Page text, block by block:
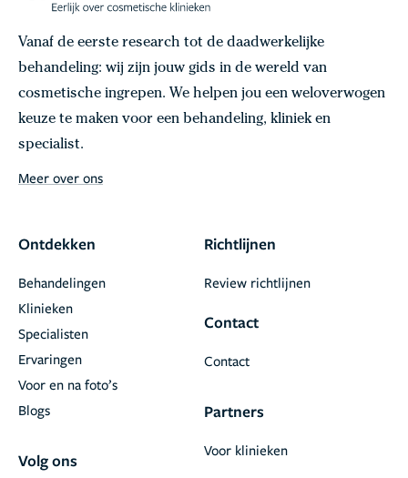
Vanaf de eerste research tot de daadwerkelijke
behandeling: wij zijn jouw gids in de wereld van
cosmetische ingrepen. We helpen jou een weloverwogen
keuze te maken voor een behandeling, kliniek en
specialist.
Meer over ons
Ontdekken
Behandelingen
Klinieken
Specialisten
Ervaringen
Voor en na foto’s
Blogs
Volg ons
Richtlijnen
Review richtlijnen
Contact
Contact
Partners
Voor klinieken